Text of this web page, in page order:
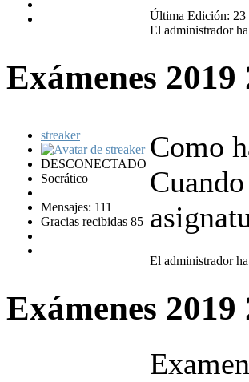
Última Edición: 23
El administrador
Exámenes 2019
streaker
DESCONECTADO
Socrático
Mensajes: 111
Gracias recibidas 85
Como
El administrador
Exámenes 2019